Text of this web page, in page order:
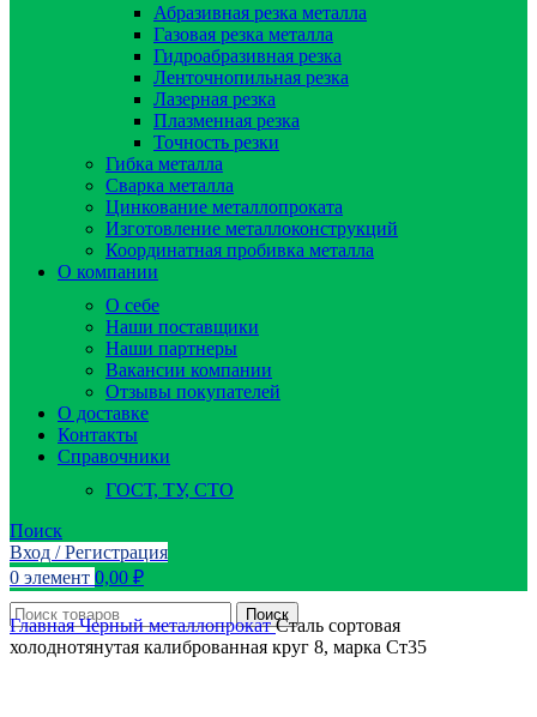
Абразивная резка металла
Газовая резка металла
Гидроaбразивная резка
Ленточнопильная резка
Лазерная резка
Плазменная резка
Точность резки
Гибка металла
Сварка металла
Цинкование металлопроката
Изготовление металлоконструкций
Координатная пробивка металла
О компании
О себе
Наши поставщики
Наши партнеры
Вакансии компании
Отзывы покупателей
О доставке
Контакты
Справочники
ГОСТ, ТУ, СТО
Поиск
Вход / Регистрация
0 элемент 0,00 ₽
Поиск
ГлавнаяЧерный металлопрокатСталь сортовая
холоднотянутая калиброванная круг 8, марка Ст35